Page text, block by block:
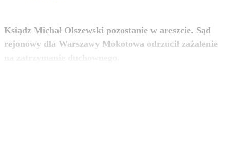
Ksiądz Michał Olszewski pozostanie w areszcie. Sąd
rejonowy dla Warszawy Mokotowa odrzucił zażalenie
zobacz więcej